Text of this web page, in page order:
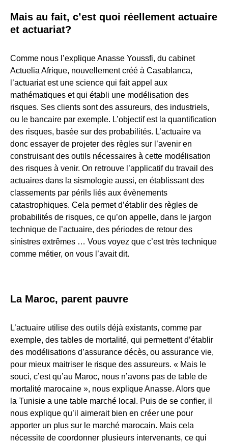
Mais au fait, c’est quoi réellement actuaire
et actuariat?
Comme nous l’explique Anasse Youssfi, du cabinet
Actuelia Afrique, nouvellement créé à Casablanca,
l’actuariat est une science qui fait appel aux
mathématiques et qui établi une modélisation des
risques. Ses clients sont des assureurs, des industriels,
ou le bancaire par exemple. L’objectif est la quantification
des risques, basée sur des probabilités. L’actuaire va
donc essayer de projeter des règles sur l’avenir en
construisant des outils nécessaires à cette modélisation
des risques à venir. On retrouve l’applicatif du travail des
actuaires dans la sismologie aussi, en établissant des
classements par périls liés aux évènements
catastrophiques. Cela permet d’établir des règles de
probabilités de risques, ce qu’on appelle, dans le jargon
technique de l’actuaire, des périodes de retour des
sinistres extrêmes … Vous voyez que c’est très technique
comme métier, on vous l’avait dit.
La Maroc, parent pauvre
L’actuaire utilise des outils déjà existants, comme par
exemple, des tables de mortalité, qui permettent d’établir
des modélisations d’assurance décès, ou assurance vie,
pour mieux maitriser le risque des assureurs. « Mais le
souci, c’est qu’au Maroc, nous n’avons pas de table de
mortalité marocaine », nous explique Anasse. Alors que
la Tunisie a une table marché local. Puis de se confier, il
nous explique qu’il aimerait bien en créer une pour
apporter un plus sur le marché marocain. Mais cela
nécessite de coordonner plusieurs intervenants, ce qui